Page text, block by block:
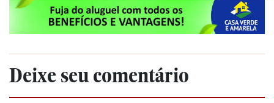
Deixe seu comentário